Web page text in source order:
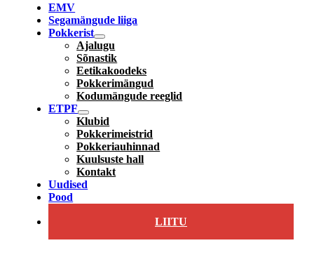
EMV
Segamängude liiga
Pokkerist
Ajalugu
Sõnastik
Eetikakoodeks
Pokkerimängud
Kodumängude reeglid
ETPF
Klubid
Pokkerimeistrid
Pokkeriauhinnad
Kuulsuste hall
Kontakt
Uudised
Pood
LIITU